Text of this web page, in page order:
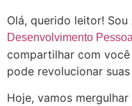
Olá, querido leitor!
Desenvolvimento Pessoal
compartilhar com
pode revolucionar
Hoje, vamos